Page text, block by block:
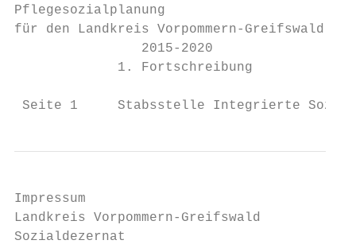
Pflegesozialplanung
für den Landkreis Vorpommern-Greifswald
                2015-2020
             1. Fortschreibung
Seite 1     Stabsstelle Integrierte
Impressum
Landkreis Vorpommern-Greifswald
Sozialdezernat